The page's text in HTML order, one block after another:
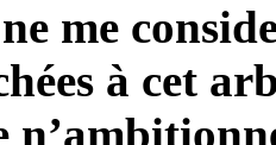
me
à cet